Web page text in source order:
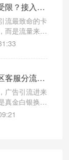
、每一笔预算
人群，实现广
成本可控、客
客闭环
企微加粉频繁受限？接入企微获客助手降低账号风控概率
流最致命的卡
而是流量来了
繁触发加粉
量白白流失，
教育机构多校区客服分流，使用转化宝降低人工成本实录
广告引流进来
真金白银换来
服分配环